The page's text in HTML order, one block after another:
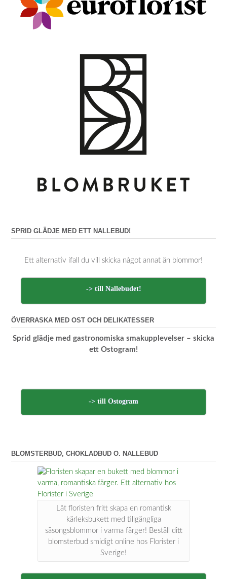
SPRID GLÄDJE MED ETT NALLEBUD!
Ett alternativ ifall du vill skicka något annat än blommor!
-> till Nallebudet!
ÖVERRASKA MED OST OCH DELIKATESSER
Sprid glädje med gastronomiska smakupplevelser – skicka
ett Ostogram!
-> till Ostogram
BLOMSTERBUD, CHOKLADBUD O. NALLEBUD
Låt floristen fritt skapa en romantisk
kärleksbukett med tillgängliga
säsongsblommor i varma färger! Beställ ditt
blomsterbud smidigt online hos Florister i
Sverige!